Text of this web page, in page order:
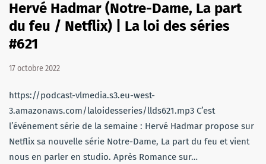
Hervé Hadmar (Notre-Dame, La part
du feu / Netflix) | La loi des séries
#621
17 octobre 2022
https://podcast-vlmedia.s3.eu-west-
3.amazonaws.com/laloidesseries/llds621.mp3 C’est
l’événement série de la semaine : Hervé Hadmar propose sur
Netflix sa nouvelle série Notre-Dame, La part du feu et vient
nous en parler en studio. Après Romance sur…